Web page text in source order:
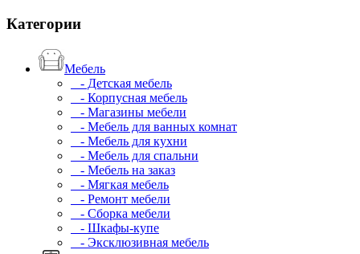
Категории
Мебель
- Детская мебель
- Корпусная мебель
- Магазины мебели
- Мебель для ванных комнат
- Мебель для кухни
- Мебель для спальни
- Мебель на заказ
- Мягкая мебель
- Ремонт мебели
- Сборка мебели
- Шкафы-купе
- Эксклюзивная мебель